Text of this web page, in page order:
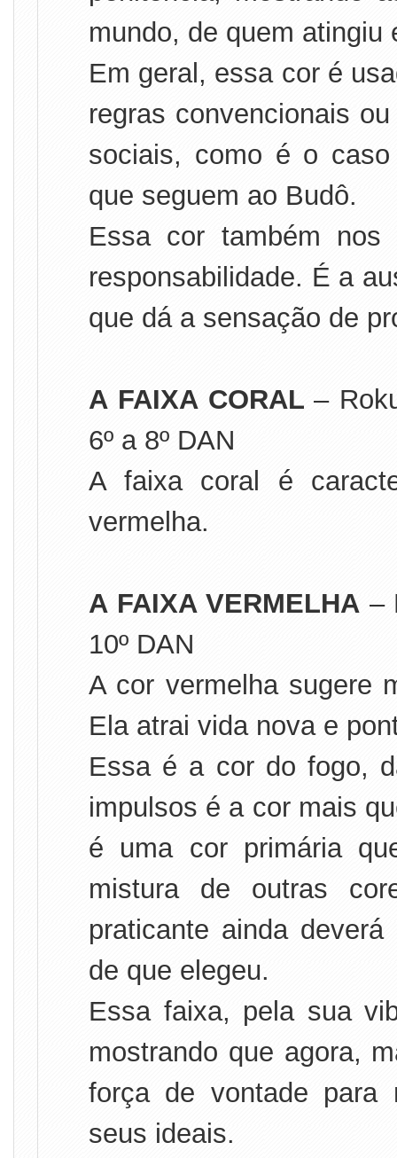
mundo, de quem atingiu
Em geral, essa cor é
regras convencionais
sociais, como é o
que seguem ao Budô.
Essa cor também
responsabilidade. É a
que dá a sensação de
A FAIXA CORAL–
6º a 8º DAN
A faixa coral é
vermelha.
A FAIXA VERMELHA –
10º DAN
A cor vermelha sugere
Ela atrai vida nova e
Essa é a cor do fogo,
impulsos é a cor mais
é uma cor primária
mistura de outras
praticante ainda
de que elegeu.
Essa faixa, pela sua
mostrando que agora,
força de vontade para
seus ideais.